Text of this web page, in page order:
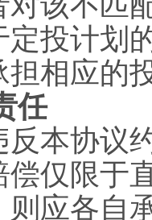
定投计划
担相应的
任
反本协议
偿仅限于
则应各自